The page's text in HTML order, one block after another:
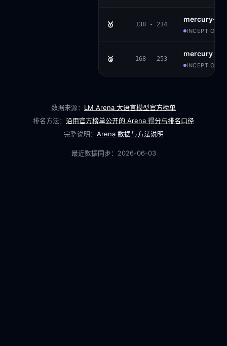
🥇 138 - 214
mercury-2
INCEPTION AI
🥈 168 - 253
mercury
INCEPTION AI
数据来源： LM Arena 大语言模型官方榜单
排名方法： 沿用官方榜单公开的 Arena 得分与排名口径
完整说明： Arena 数据与方法说明
最近数据同步： 2026-06-03